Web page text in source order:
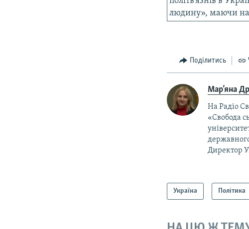
людину», маючи
Поділитись
Мар’яна
На Радіо
«Свобода
Директор
Україна Політика